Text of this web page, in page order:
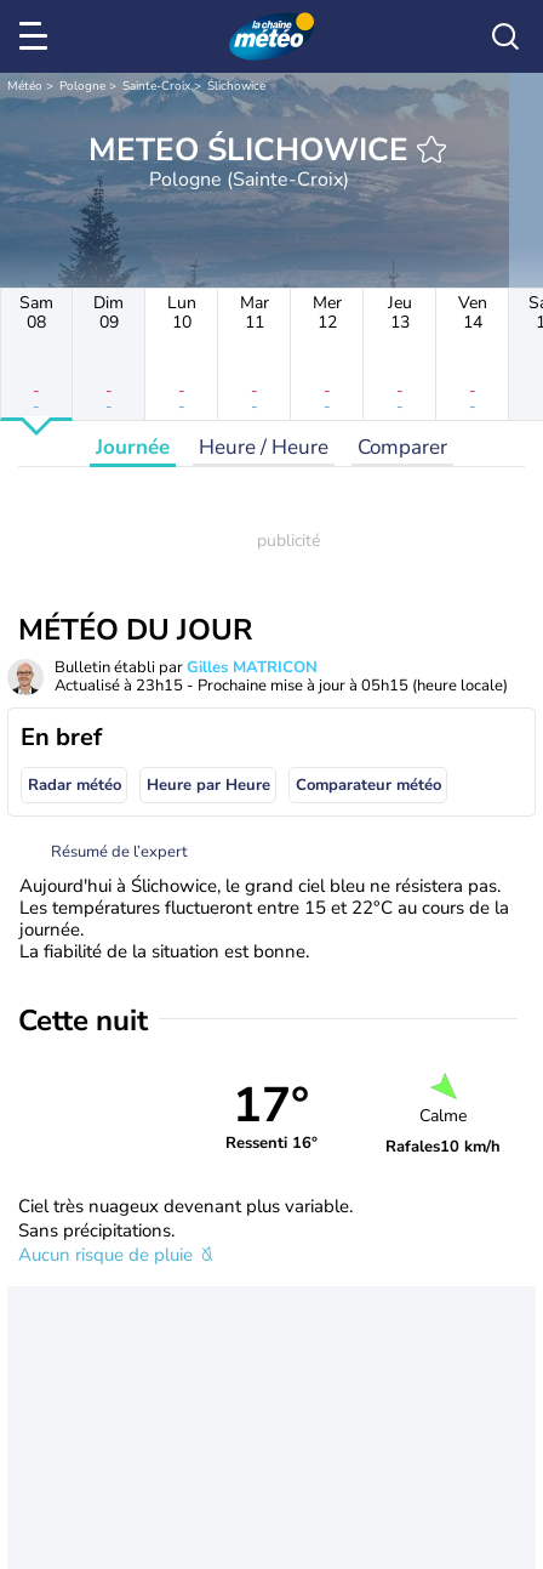
Météo Pologne Sainte-Croix Ślichowice
METEO ŚLICHOWICE
Pologne (Sainte-Croix)
Sam
08
-
-
Dim
09
-
-
Lun
10
-
-
Mar
11
-
-
Mer
12
-
-
Jeu
13
-
-
Ven
14
-
-
Journée Heure / Heure Comparer
MÉTÉO DU JOUR
Bulletin établi parGilles MATRICON
Actualisé à 23h15 - Prochaine mise à jour à 05h15 (heure locale)
En bref
Radar météo Heure par Heure Comparateur météo
Résumé de l’expert
Aujourd'hui à Ślichowice, le grand ciel bleu ne résistera pas.
Les températures fluctueront entre 15 et 22°C au cours de la
journée.
La fiabilité de la situation est bonne.
Cette nuit
17°
Ressenti 16°
Calme
Rafales10 km/h
Ciel très nuageux devenant plus variable.
Sans précipitations.
Aucun risque de pluie